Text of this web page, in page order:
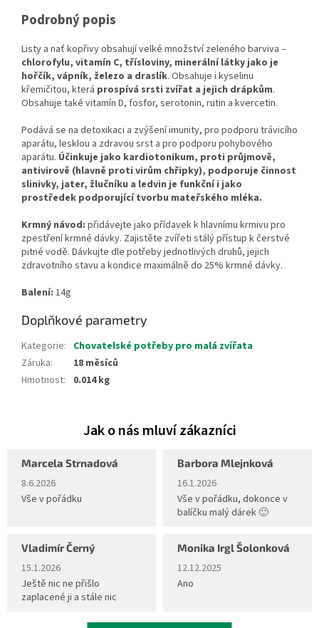
Podrobný popis
Listy a nať kopřivy obsahují velké množství zeleného barviva –
chlorofylu, vitamín C, třísloviny, minerální látky jako je
hořčík, vápník, železo a draslík. Obsahuje i kyselinu
křemičitou, která prospívá srsti zvířat a jejich drápkům.
Obsahuje také vitamín D, fosfor, serotonin, rutin a kvercetin.
Podává se na detoxikaci a zvýšení imunity, pro podporu trávicího
aparátu, lesklou a zdravou srst a pro podporu pohybového
aparátu. Účinkuje jako kardiotonikum, proti průjmově,
antivirově (hlavně proti virům chřipky), podporuje činnost
slinivky, jater, žlučníku a ledvin je funkční i jako
prostředek podporující tvorbu mateřského mléka.
Krmný návod: přidávejte jako přídavek k hlavnímu krmivu pro
zpestření krmné dávky. Zajistěte zvířeti stálý přístup k čerstvé
pitné vodě. Dávkujte dle potřeby jednotlivých druhů, jejich
zdravotního stavu a kondice maximálně do 25% krmné dávky.
Balení: 14g
Doplňkové parametry
Kategorie: Chovatelské potřeby pro malá zvířata
Záruka:
18 měsíců
Hmotnost: 0.014 kg
Marcela Strnadová
Hodnocení obchodu je 5 z 5 hvězdiček.
8.6.2026
Vše v pořádku
Barbora Mlejnková
Hodnocení obchodu je 5 z 5
16.1.2026
Vše v pořádku, dokonce v
balíčku malý dárek 🙂
Vladimír Černý
Hodnocení obchodu je 5 z 5 hvězdiček.
15.1.2026
Ještě nic ne přišlo
zaplacené ji a stále nic
Monika Irgl Šolonková
Hodnocení obchodu je 5 z 5
12.12.2025
Ano